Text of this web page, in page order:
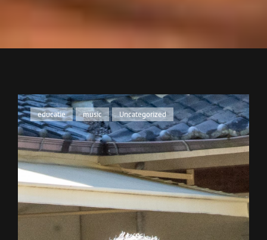
Cat
Links
educatie , music , Uncategorized